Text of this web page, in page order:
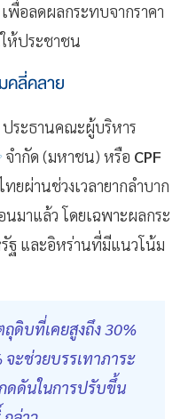
พื่อลดผลกระทบจากราคา
ห้ประชาชน
คลี่คลาย
ประธานคณะผู้บริหาร
จำกัด (มหาชน) หรือ CPF
ยผ่านช่วงเวลายากลำบาก
มาแล้ว โดยเฉพาะผลกระ
รัฐ และอิหร่านที่มีแนวโน้ม
ดิบที่เคยสูงถึง 30%
ะช่วยบรรเทาภาระ
ดดันในการปรับขึ้น